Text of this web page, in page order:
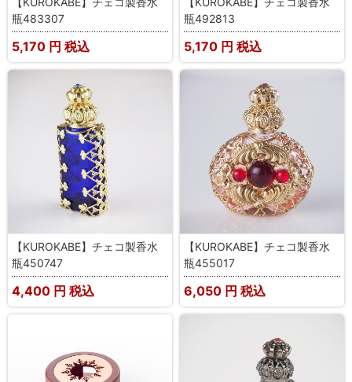
瓶483307
5,170 円 税込
瓶492813
5,170 円 税込
【KUROKABE】チェコ製香水
瓶450747
4,400 円 税込
【KUROKABE】チェコ製香水
瓶455017
6,050 円 税込